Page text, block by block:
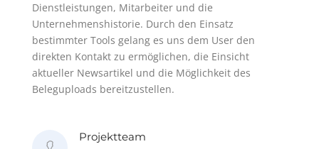
Dienstleistungen, Mitarbeiter und die
Unternehmenshistorie. Durch den Einsatz
bestimmter Tools gelang es uns dem User den
direkten Kontakt zu ermöglichen, die Einsicht
aktueller Newsartikel und die Möglichkeit des
Beleguploads bereitzustellen.
Projektteam